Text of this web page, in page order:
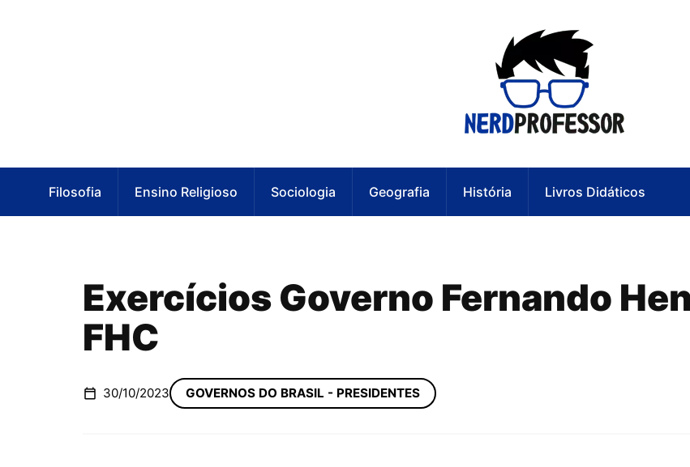
Filosofia Ensino Religioso Sociologia Geografia História Livros Didáticos
Exercícios Governo Fernando
FHC
30/10/2023 GOVERNOS DO BRASIL - PRESIDENTES